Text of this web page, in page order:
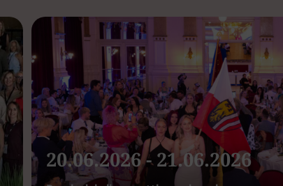
20.06.2026 - 21.06.2026